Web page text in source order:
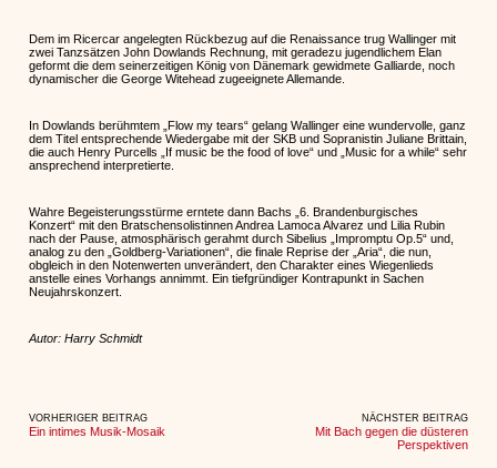
Dem im Ricercar angelegten Rückbezug auf die Renaissance trug Wallinger mit
zwei Tanzsätzen John Dowlands Rechnung, mit geradezu jugendlichem Elan
geformt die dem seinerzeitigen König von Dänemark gewidmete Galliarde, noch
dynamischer die George Witehead zugeeignete Allemande.
In Dowlands berühmtem „Flow my tears“ gelang Wallinger eine wundervolle, ganz
dem Titel entsprechende Wiedergabe mit der SKB und Sopranistin Juliane Brittain,
die auch Henry Purcells „If music be the food of love“ und „Music for a while“ sehr
ansprechend interpretierte.
Wahre Begeisterungsstürme erntete dann Bachs „6. Brandenburgisches
Konzert“ mit den Bratschensolistinnen Andrea Lamoca Alvarez und Lilia Rubin
nach der Pause, atmosphärisch gerahmt durch Sibelius „Impromptu Op.5“ und,
analog zu den „Goldberg-Variationen“, die finale Reprise der „Aria“, die nun,
obgleich in den Notenwerten unverändert, den Charakter eines Wiegenlieds
anstelle eines Vorhangs annimmt. Ein tiefgründiger Kontrapunkt in Sachen
Neujahrskonzert.
Autor: Harry Schmidt
VORHERIGER BEITRAG
Ein intimes Musik-Mosaik
NÄCHSTER BEITRAG
Mit Bach gegen die düsteren
Perspektiven